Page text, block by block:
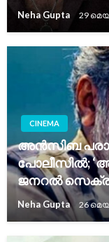
Neha Gupta 29
CINEMA
അൻസിബ
പോലീസിൽ;
ജനറൽ
Neha Gupta 26